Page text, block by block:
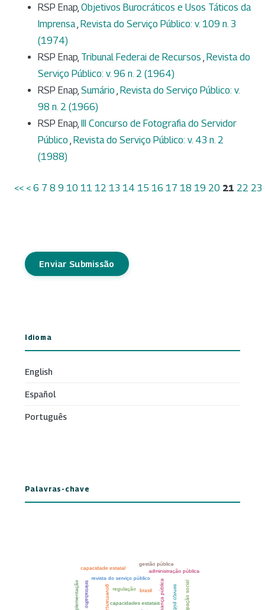
RSP Enap, Objetivos Burocráticos e Usos Táticos da
Imprensa Revista do Serviço Público: v. 109 n. 3
(1974)
RSP Enap, Tribunal Federai de Recursos Revista do
Serviço Público: v. 96 n. 2 (1964)
RSP Enap, Sumário Revista do Serviço Público: v.
98 n. 2 (1966)
RSP Enap, III Concurso de Fotografia do Servidor
Público Revista do Serviço Público: v. 43 n. 2
(1988)
<< < 6 7 8 9 10 11 12 13 14 15 16 17 18 19 20 21 22 23
Enviar Submissão
Idioma
English
Español
Português
Palavras-chave